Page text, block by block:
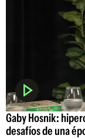
Gaby Hosnik:
desafíos de una